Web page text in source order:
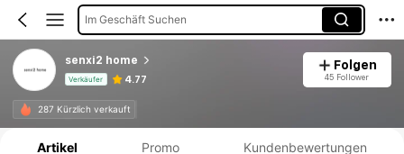
Im Geschäft Suchen
senxi2 home
Verkäufer 4.77
Folgen
45 Follower
287 Kürzlich verkauft
Produktinformation: Preisangabe, Verkaufs- und Lagerbestandsdetails.
Artikel Promo Kundenbewertungen